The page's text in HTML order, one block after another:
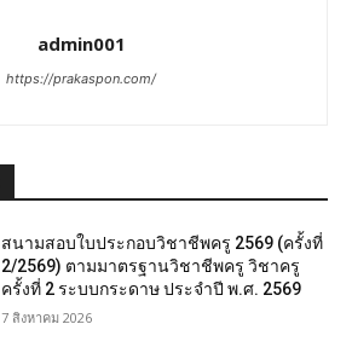
admin001
https://prakaspon.com/
สนามสอบใบประกอบวิชาชีพครู 2569 (ครั้งที่
2/2569) ตามมาตรฐานวิชาชีพครู วิชาครู
ครั้งที่ 2 ระบบกระดาษ ประจำปี พ.ศ. 2569
7 สิงหาคม 2026